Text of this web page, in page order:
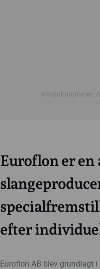
Produktnummer:
Euroflon er en
efter
Euroflon AB blev grundlagt